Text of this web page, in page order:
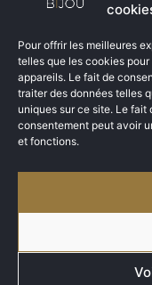
Pour offrir les meilleures
telles que les cookies
appareils. Le fait de
traiter des données telles
uniques sur ce site. Le fait
consentement peut avoir
et fonctions.